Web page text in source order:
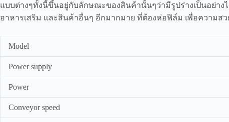
แบบต่างๆทั้งนี้ขึ้นอยู่กับลักษณะของสินค้านั้นๆว่ามีรูปร่างเป็นอย่าง
อาหารเสริม และสินค้าอื่นๆ อีกมากมาย ที่ต้องห่อฟิล์ม เพื่อความ
Model
Power supply
Power
Conveyor speed